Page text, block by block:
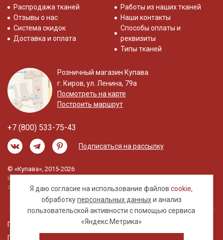
Я даю согласие на использование файловcookie,
обработкуперсональных данныхи анализ
пользовательской активности с помощью сервиса
«Яндекс.Метрика»
Распродажа тканей
Отзывы о нас
Система скидок
Доставка и оплата
Работы из наших тканей
Наши контакты
Способы оплаты и
реквизиты
Типы тканей
Розничный магазин Купава
г. Киров, ул. Ленина, 79а
Посмотреть на карте
Построить маршрут
+7 (800) 533-75-43
Подписаться на рассылку
© «Купава», 2015-2026
Информация на сайте не является публичной
офертой.
Правовая информация
Политика обработки персональных данных